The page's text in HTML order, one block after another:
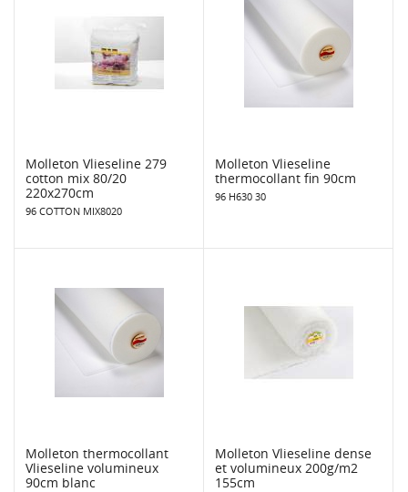
Molleton Vlieseline 279
cotton mix 80/20
220x270cm
96 COTTON MIX8020
Molleton Vlieseline
thermocollant fin 90cm
96 H630 30
Molleton thermocollant
Vlieseline volumineux
90cm blanc
Molleton Vlieseline dense
et volumineux 200g/m2
155cm